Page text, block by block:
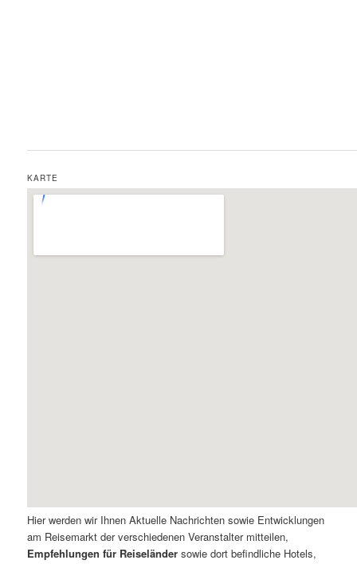
KARTE
Hier werden wir Ihnen Aktuelle Nachrichten sowie Entwicklungen
am Reisemarkt der verschiedenen Veranstalter mitteilen,
Empfehlungen für Reiseländer sowie dort befindliche Hotels,